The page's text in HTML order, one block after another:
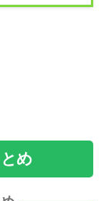
め